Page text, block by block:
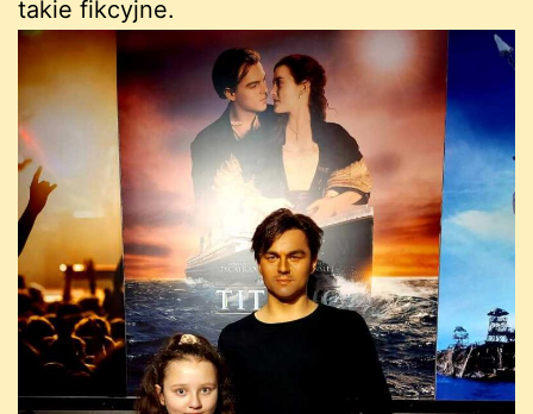
takie fikcyjne.